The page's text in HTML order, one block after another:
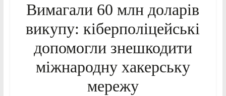
Вимагали 60 млн доларів
викупу: кіберполіцейські
допомогли знешкодити
міжнародну хакерську
мережу